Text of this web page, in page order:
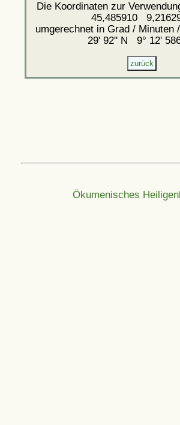
Die Koordinaten zur
45,485910
umgerechnet in Grad / Minuten
29' 92'' N 9° 12'
Ökumenisches